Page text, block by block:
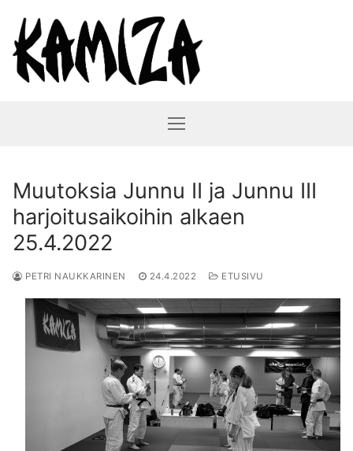
sisältöön
Muutoksia Junnu II ja Junnu III
harjoitusaikoihin alkaen
25.4.2022
PETRI NAUKKARINEN 24.4.2022 ETUSIVU